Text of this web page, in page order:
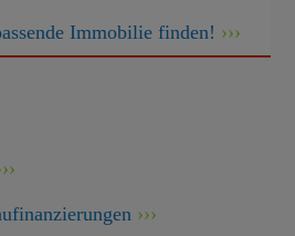
Immobilie finden!